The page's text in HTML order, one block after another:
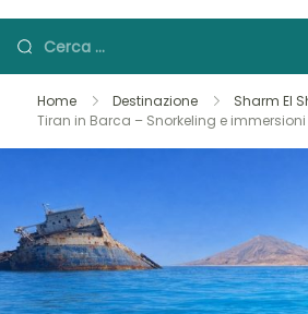
Ricerca
per:
Home Destinazione Sharm El
Tiran in Barca – Snorkeling e immersioni